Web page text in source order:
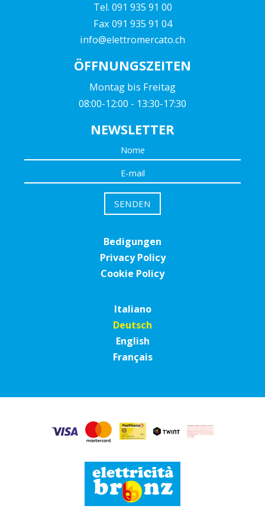
Tel. 091 935 91 00
Fax 091 935 91 04
info@elettromercato.ch
ÖFFNUNGSZEITEN
Montag bis Freitag
08:00-12:00 - 13:30-17:30
NEWSLETTER
Bedigungen
Privacy Policy
Cookie Policy
Italiano
Deutsch
English
Français